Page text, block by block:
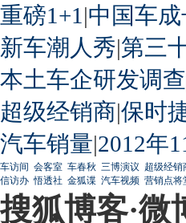
重磅1+1 |中国车
新车潮人秀|第三
本土车企研发调查
超级经销商|保时
汽车销量|2012年
车访间 会客室 车春秋 三博演议 超级经销
信访办 悟透社 金狐谍 汽车视频 营销点将
搜狐博客·微